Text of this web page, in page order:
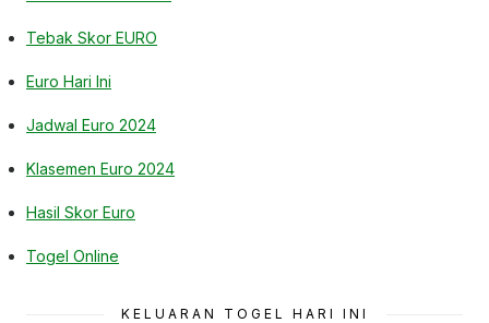
Tebak Skor EURO
Euro Hari Ini
Jadwal Euro 2024
Klasemen Euro 2024
Hasil Skor Euro
Togel Online
KELUARAN TOGEL HARI INI